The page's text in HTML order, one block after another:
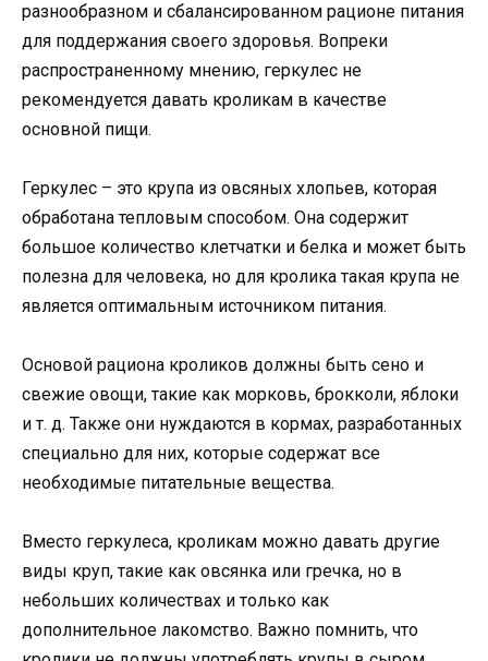
разнообразном и сбалансированном рационе питания
для поддержания своего здоровья. Вопреки
распространенному мнению, геркулес не
рекомендуется давать кроликам в качестве
основной пищи.
Геркулес – это крупа из овсяных хлопьев, которая
обработана тепловым способом. Она содержит
большое количество клетчатки и белка и может быть
полезна для человека, но для кролика такая крупа не
является оптимальным источником питания.
Основой рациона кроликов должны быть сено и
свежие овощи, такие как морковь, брокколи, яблоки
и т. д. Также они нуждаются в кормах, разработанных
специально для них, которые содержат все
необходимые питательные вещества.
Вместо геркулеса, кроликам можно давать другие
виды круп, такие как овсянка или гречка, но в
небольших количествах и только как
дополнительное лакомство. Важно помнить, что